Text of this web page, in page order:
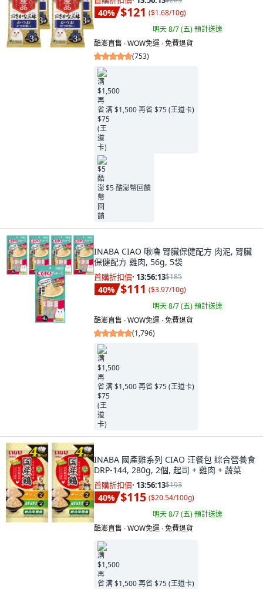
40% $121 ($1.68/10g)
明天 8/7 (五)預計送達
酷澎直售 ∙ WOW免運 ∙ 免費退貨
(753)
满 $1,500 再省 $75 (王道卡)
$5 酷澎幣回饋
INABA CIAO 啾嚕 腎臟保健配方 肉泥, 腎臟
保健配方 雞肉, 56g, 5袋
首購折扣價· 13:56:11$185
40% $111 ($3.97/10g)
明天 8/7 (五)預計送達
酷澎直售 ∙ WOW免運 ∙ 免費退貨
(1,796)
满 $1,500 再省 $75 (王道卡)
INABA 國產雞系列 CIAO 汪餐包 綜合營養食
DRP-144, 280g, 2個, 起司 + 雞肉 + 蔬菜
首購折扣價· 13:56:11$193
40% $115 ($20.54/100g)
明天 8/7 (五)預計送達
酷澎直售 ∙ WOW免運 ∙ 免費退貨
满 $1,500 再省 $75 (王道卡)